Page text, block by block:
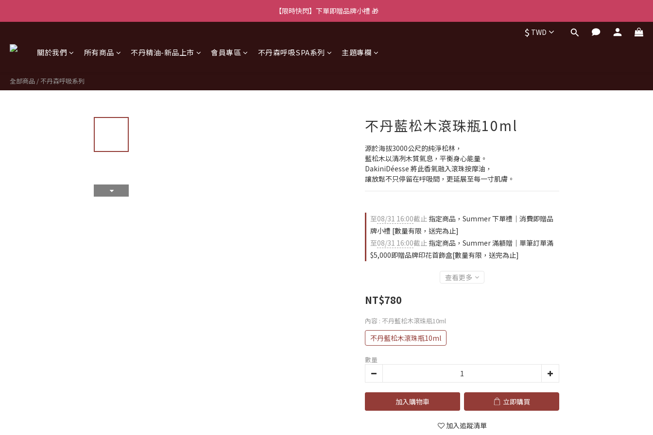
【限時快閃】下單即贈品牌小禮 🎁
$ TWD
關於我們 所有商品 不丹精油-新品上市 會員專區 不丹森呼吸SPA系列 主題專欄
全部商品 / 不丹森呼吸系列
不丹藍松木滾珠瓶10ml
源於海拔3000公尺的純淨松林，
藍松木以清冽木質氣息，平衡身心能量。
DakiniDéesse 將此香氣融入滾珠按摩油，
讓放鬆不只停留在呼吸間，更延展至每一寸肌膚。
至08/31 16:00截止 指定商品，Summer 下單禮｜消費即贈品
牌小禮 [數量有限，送完為止]
至08/31 16:00截止 指定商品，Summer 滿額贈｜單筆訂單滿
$5,000即贈品牌印花首飾盒[數量有限，送完為止]
查看更多
NT$780
內容 : 不丹藍松木滾珠瓶10ml
不丹藍松木滾珠瓶10ml
數量
加入購物車 立即購買
加入追蹤清單
立即購買